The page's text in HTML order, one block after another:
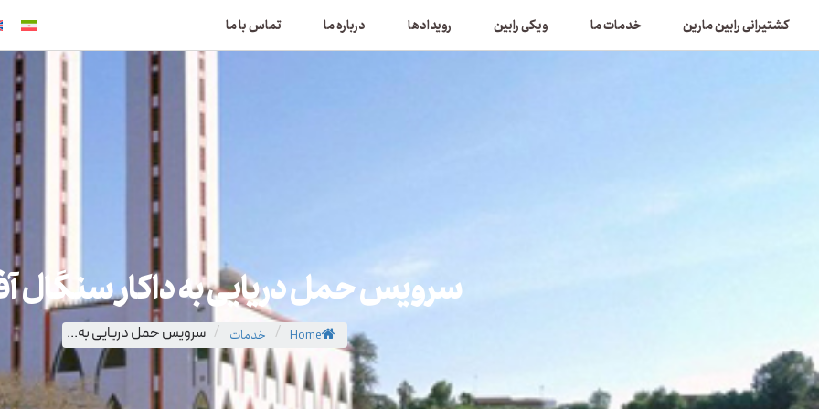
کشتیرانی رابین مارین خدمات ما ویکی رابین رویدادها درباره ما تماس با ما
سرویس حمل دریایی به داکار سنگال
Home
/ خدمات / سرویس حمل دریایی به...